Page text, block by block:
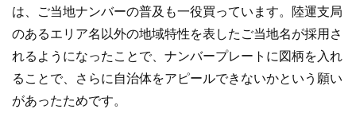
は、ご当地ナンバーの普及も一役買っています。陸運支局
のあるエリア名以外の地域特性を表したご当地名が採用さ
れるようになったことで、ナンバープレートに図柄を入れ
ることで、さらに自治体をアピールできないかという願い
があったためです。